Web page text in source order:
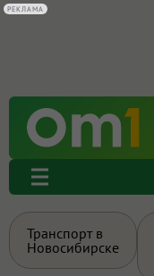
Транспорт в
Новосибирске
РЕКЛАМА